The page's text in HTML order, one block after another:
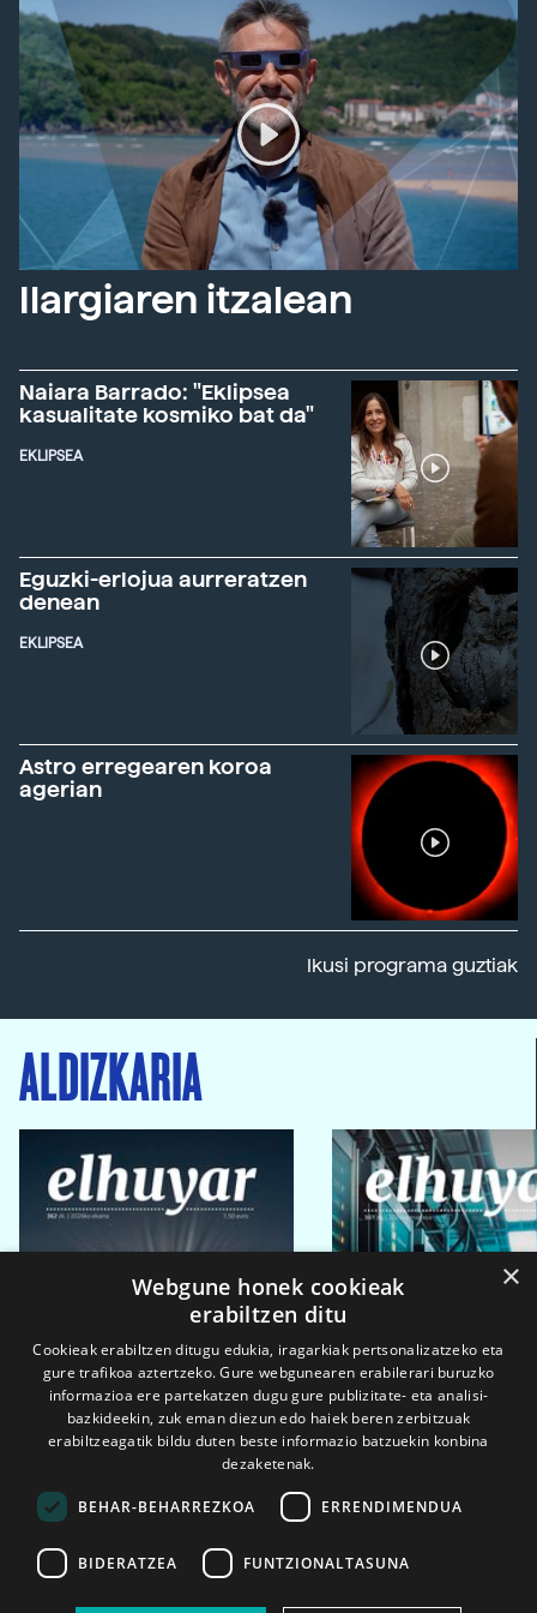
Ilargiaren itzalean
Naiara Barrado: "Eklipsea
kasualitate kosmiko bat da"
EKLIPSEA
Eguzki-erlojua aurreratzen
denean
EKLIPSEA
Astro erregearen koroa
agerian
Ikusi programa guztiak
ALDIZKARIA
2026ko eka. 1a 2026ko mar. 1a
×
Webgune honek cookieak
erabiltzen ditu
Cookieak erabiltzen ditugu edukia, iragarkiak pertsonalizatzeko eta
gure trafikoa aztertzeko. Gure webgunearen erabilerari buruzko
informazioa ere partekatzen dugu gure publizitate- eta analisi-
bazkideekin, zuk eman diezun edo haiek beren zerbitzuak
erabiltzeagatik bildu duten beste informazio batzuekin konbina
dezaketenak.
BEHAR-BEHARREZKOA ERRENDIMENDUA
BIDERATZEA FUNTZIONALTASUNA